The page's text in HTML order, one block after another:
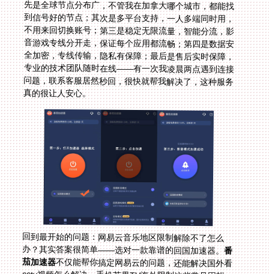
真的很让人安心。
回到最开始的问题：网易云音乐地区限制解除不了怎么
办？其实答案很简单——选对一款靠谱的回国加速器。番
茄加速器不仅能帮你搞定网易云的问题，还能解决国外看
cctv视频怎么解决、手机芒果TV海外限制这些常见困扰，
让你在海外也能随时享受国内的音乐、视频内容。如果你